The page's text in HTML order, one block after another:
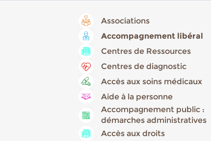
Associations
Accompagnement libéral
Centres de Ressources
Centres de diagnostic
Accès aux soins médicaux
Aide à la personne
Accompagnement public :
démarches administratives
Accès aux droits